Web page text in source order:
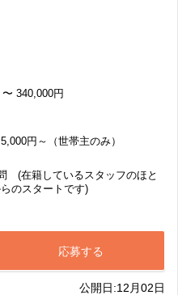
340,000円
円～（世帯主のみ）
(在籍しているスタッフのほと
のスタートです)
応募する
公開日:12月02日